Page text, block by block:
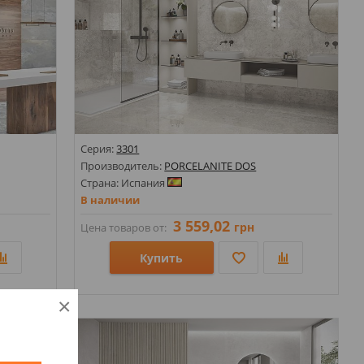
Серия:3301
Производитель: PORCELANITE DOS
Страна: Испания
В наличии
Цена товаров от: 3 559,02 грн
Купить
Стили: Под камень;
×